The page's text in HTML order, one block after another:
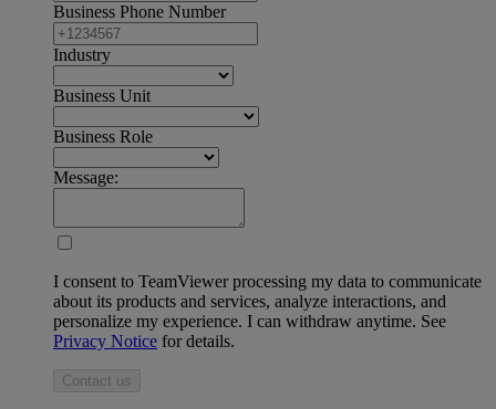
Business Phone Number
Industry
Business Unit
Business Role
Message:
I consent to TeamViewer processing my data to communicate
about its products and services, analyze interactions, and
personalize my experience. I can withdraw anytime. See
Privacy Notice for details.
Contact us